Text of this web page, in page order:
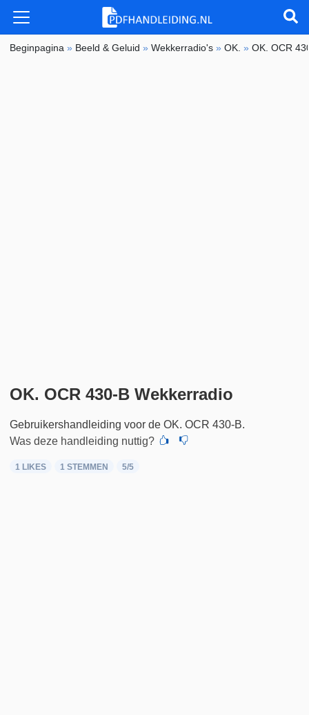
Beginpagina » Beeld & Geluid »Wekkerradio's »OK. »OK. OCR
OK. OCR 430-B Wekkerradio
Gebruikershandleiding voor de OK. OCR 430-B.
Was deze handleiding nuttig?
1 LIKES 1 STEMMEN 5/5